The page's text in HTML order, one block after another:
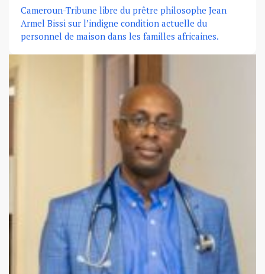
Cameroun-Tribune libre du prêtre philosophe Jean
Armel Bissi sur l’indigne condition actuelle du
personnel de maison dans les familles africaines.